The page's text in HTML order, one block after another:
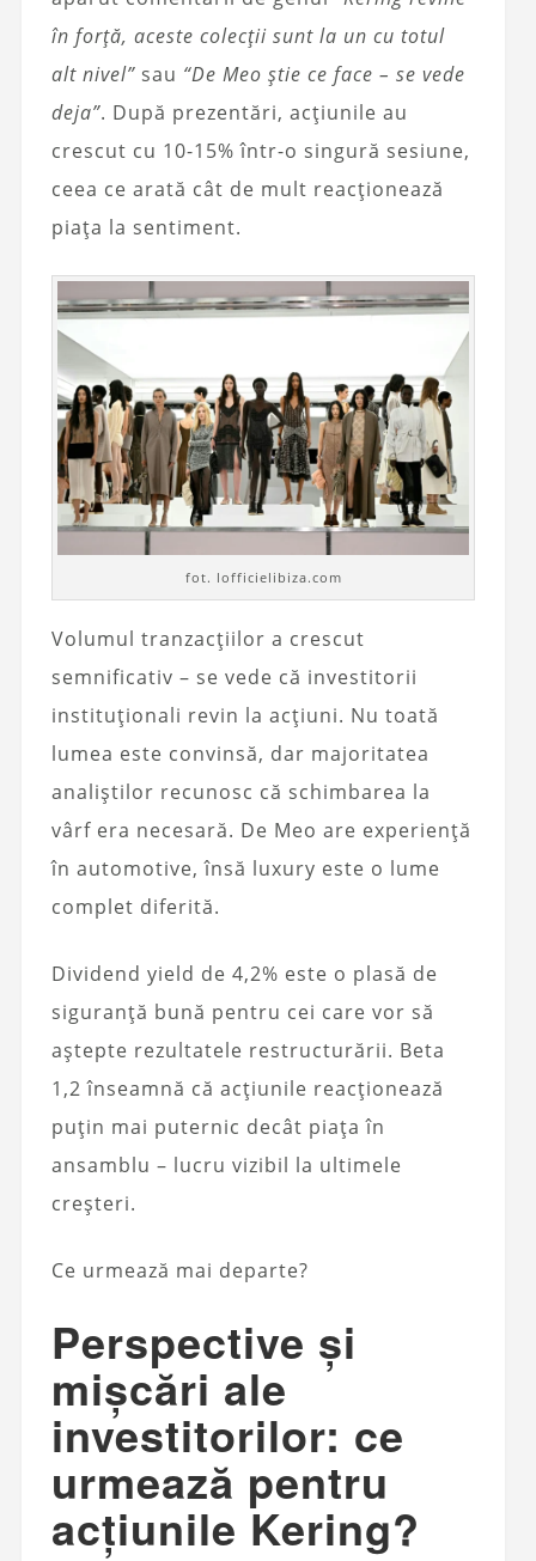
în forță, aceste colecții sunt la un cu totul
alt nivel”sau “De Meo știe ce face – se vede
deja”. După prezentări, acțiunile au
crescut cu 10-15% într-o singură sesiune,
ceea ce arată cât de mult reacționează
piața la sentiment.
fot. lofficielibiza.com
Volumul tranzacțiilor a crescut
semnificativ – se vede că investitorii
instituționali revin la acțiuni. Nu toată
lumea este convinsă, dar majoritatea
analiștilor recunosc că schimbarea la
vârf era necesară. De Meo are experiență
în automotive, însă luxury este o lume
complet diferită.
Dividend yield de 4,2% este o plasă de
siguranță bună pentru cei care vor să
aștepte rezultatele restructurării. Beta
1,2 înseamnă că acțiunile reacționează
puțin mai puternic decât piața în
ansamblu – lucru vizibil la ultimele
creșteri.
Ce urmează mai departe?
Perspective și
mișcări ale
investitorilor: ce
urmează pentru
acțiunile Kering?